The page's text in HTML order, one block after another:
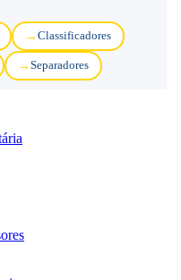
Classificadores
Separadores